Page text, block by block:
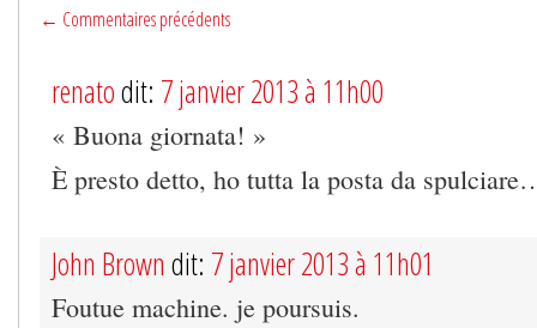
← Commentaires précédents
renatodit: 7 janvier 2013 à 11h00
« Buona giornata! »
È presto detto, ho tutta la posta da
John Brown dit: 7 janvier 2013 à 11h01
Foutue machine. je poursuis.